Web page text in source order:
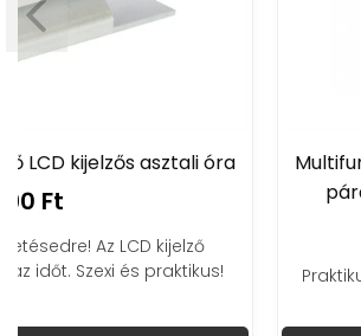
Multifunkciós mérőállomás
páratartalom és
Praktikus eszköz, ami nyomon
ébresztőt, klímát, egy